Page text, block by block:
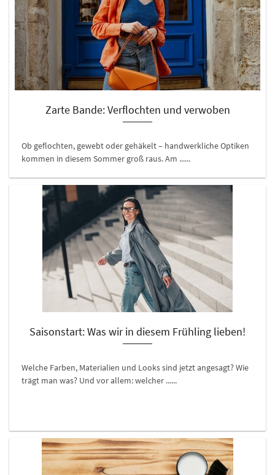
Zarte Bande: Verflochten und verwoben
Ob geflochten, gewebt oder gehäkelt – handwerkliche Optiken
kommen in diesem Sommer groß raus. Am ......
Saisonstart: Was wir in diesem Frühling lieben!
Welche Farben, Materialien und Looks sind jetzt angesagt? Wie
trägt man was? Und vor allem: welcher ......